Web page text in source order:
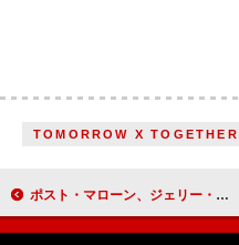
TOMORROW X TOGETHER
ポスト・マローン、ジェリー・ロールと米シアトル公演で披露した「Losers」ライブMV公開